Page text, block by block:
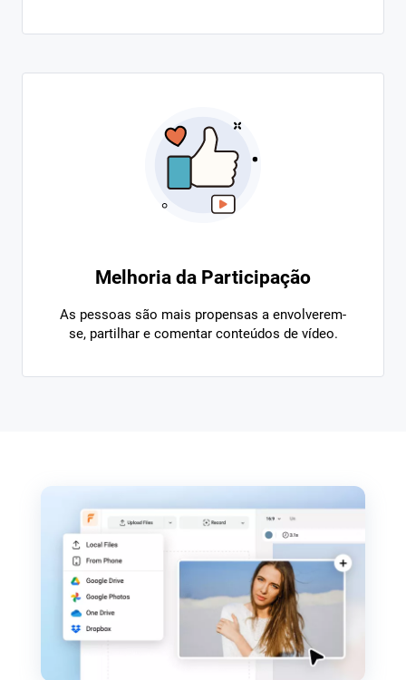
Melhoria da Participação
As pessoas são mais propensas a envolverem-
se, partilhar e comentar conteúdos de vídeo.